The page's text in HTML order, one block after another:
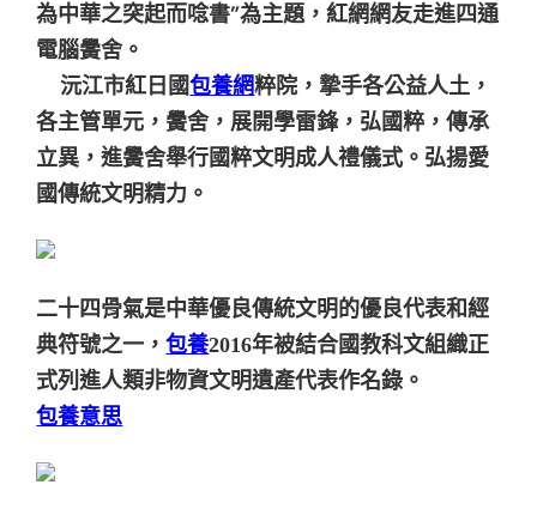
為中華之突起而唸書”為主題，紅網網友走進四通
電腦黌舍。
沅江市紅日國包養網粹院，摯手各公益人土，
各主管單元，黌舍，展開學雷鋒，弘國粹，傳承
立異，進黌舍舉行國粹文明成人禮儀式。弘揚愛
國傳統文明精力。
二十四骨氣是中華優良傳統文明的優良代表和經
典符號之一，包養2016年被結合國教科文組織正
式列進人類非物資文明遺產代表作名錄。
包養意思